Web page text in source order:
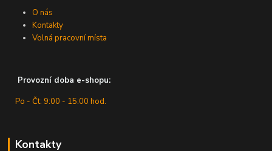
O nás
Kontakty
Volná pracovní místa
Provozní doba e-shopu:
Po - Čt: 9:00 - 15:00 hod.
Kontakty